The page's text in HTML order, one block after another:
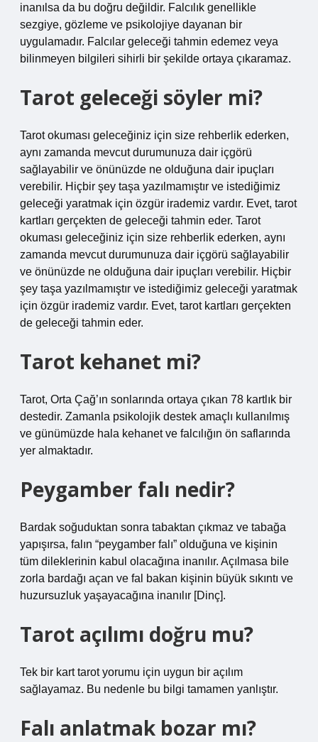
inanılsa da bu doğru değildir. Falcılık genellikle
sezgiye, gözleme ve psikolojiye dayanan bir
uygulamadır. Falcılar geleceği tahmin edemez veya
bilinmeyen bilgileri sihirli bir şekilde ortaya çıkaramaz.
Tarot geleceği söyler mi?
Tarot okuması geleceğiniz için size rehberlik ederken,
aynı zamanda mevcut durumunuza dair içgörü
sağlayabilir ve önünüzde ne olduğuna dair ipuçları
verebilir. Hiçbir şey taşa yazılmamıştır ve istediğimiz
geleceği yaratmak için özgür irademiz vardır. Evet, tarot
kartları gerçekten de geleceği tahmin eder. Tarot
okuması geleceğiniz için size rehberlik ederken, aynı
zamanda mevcut durumunuza dair içgörü sağlayabilir
ve önünüzde ne olduğuna dair ipuçları verebilir. Hiçbir
şey taşa yazılmamıştır ve istediğimiz geleceği yaratmak
için özgür irademiz vardır. Evet, tarot kartları gerçekten
de geleceği tahmin eder.
Tarot kehanet mi?
Tarot, Orta Çağ’ın sonlarında ortaya çıkan 78 kartlık bir
destedir. Zamanla psikolojik destek amaçlı kullanılmış
ve günümüzde hala kehanet ve falcılığın ön saflarında
yer almaktadır.
Peygamber falı nedir?
Bardak soğuduktan sonra tabaktan çıkmaz ve tabağa
yapışırsa, falın “peygamber falı” olduğuna ve kişinin
tüm dileklerinin kabul olacağına inanılır. Açılmasa bile
zorla bardağı açan ve fal bakan kişinin büyük sıkıntı ve
huzursuzluk yaşayacağına inanılır [Dinç].
Tarot açılımı doğru mu?
Tek bir kart tarot yorumu için uygun bir açılım
sağlayamaz. Bu nedenle bu bilgi tamamen yanlıştır.
Falı anlatmak bozar mı?